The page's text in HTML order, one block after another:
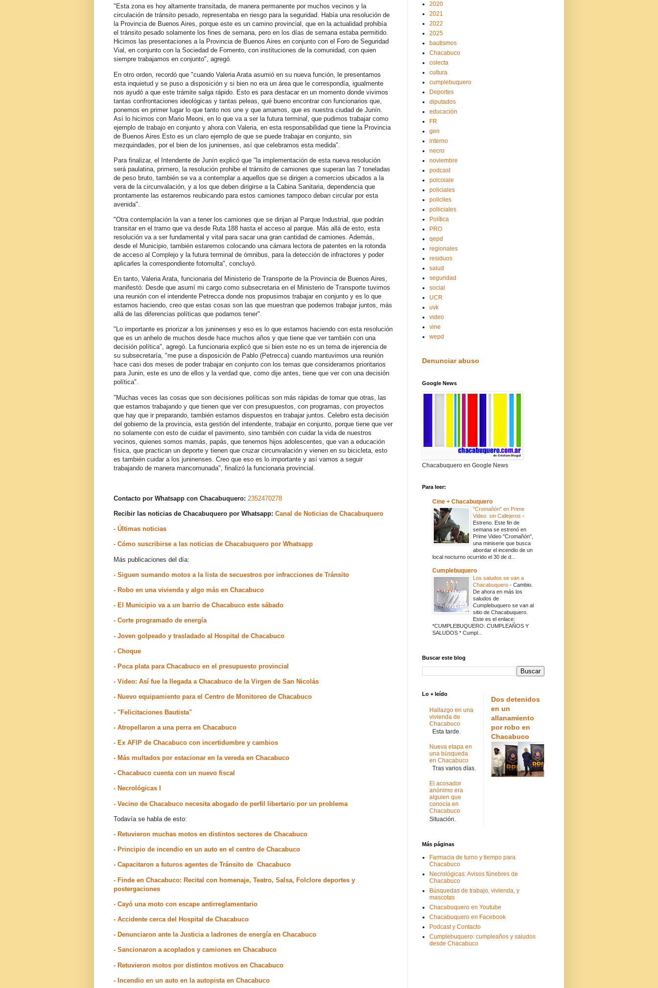
"Esta zona es hoy altamente transitada, de manera permanente por muchos vecinos y la
circulación de tránsito pesado, representaba en riesgo para la seguridad. Había una resolución de
la Provincia de Buenos Aires, porque este es un camino provincial, que en la actualidad prohibía
el tránsito pesado solamente los fines de semana, pero en los días de semana estaba permitido.
Hicimos las presentaciones a la Provincia de Buenos Aires en conjunto con el Foro de Seguridad
Vial, en conjunto con la Sociedad de Fomento, con instituciones de la comunidad, con quien
siempre trabajamos en conjunto", agregó.
En otro orden, recordó que "cuando Valeria Arata asumió en su nueva función, le presentamos
esta inquietud y se puso a disposición y si bien no era un área que le correspondía, igualmente
nos ayudó a que este trámite salga rápido. Esto es para destacar en un momento donde vivimos
tantas confrontaciones ideológicas y tantas peleas, qué bueno encontrar con funcionarios que,
ponemos en primer lugar lo que tanto nos une y que amamos, que es nuestra ciudad de Junín.
Así lo hicimos con Mario Meoni, en lo que va a ser la futura terminal, que pudimos trabajar como
ejemplo de trabajo en conjunto y ahora con Valeria, en esta responsabilidad que tiene la Provincia
de Buenos Aires.Esto es un claro ejemplo de que se puede trabajar en conjunto, sin
mezquindades, por el bien de los juninenses, así que celebramos esta medida".
Para finalizar, el Intendente de Junín explicó que "la implementación de esta nueva resolución
será paulatina, primero, la resolución prohibe el tránsito de camiones que superan las 7 toneladas
de peso bruto, también se va a contemplar a aquellos que se dirigen a comercios ubicados a la
vera de la circunvalación, y a los que deben dirigirse a la Cabina Sanitaria, dependencia que
prontamente las estaremos reubicando para estos camiones tampoco deban circular por esta
avenida".
"Otra contemplación la van a tener los camiones que se dirijan al Parque Industrial, que podrán
transitar en el tramo que va desde Ruta 188 hasta el acceso al parque. Más allá de esto, esta
resolución va a ser fundamental y vital para sacar una gran cantidad de camiones. Además,
desde el Municipio, también estaremos colocando una cámara lectora de patentes en la rotonda
de acceso al Complejo y la futura terminal de ómnibus, para la detección de infractores y poder
aplicarles la correspondiente fotomulta", concluyó.
En tanto, Valeria Arata, funcionaria del Ministerio de Transporte de la Provincia de Buenos Aires,
manifestó: Desde que asumí mi cargo como subsecretaria en el Ministerio de Transporte tuvimos
una reunión con el intendente Petrecca donde nos propusimos trabajar en conjunto y es lo que
estamos haciendo, creo que estas cosas son las que muestran que podemos trabajar juntos, más
allá de las diferencias políticas que podamos tener".
"Lo importante es priorizar a los juninenses y eso es lo que estamos haciendo con esta resolución
que es un anhelo de muchos desde hace muchos años y que tiene que ver también con una
decisión política", agregó. La funcionaria explicó que si bien este no es un tema de injerencia de
su subsecretaría, "me puse a disposición de Pablo (Petrecca) cuando mantuvimos una reunión
hace casi dos meses de poder trabajar en conjunto con los temas que consideramos prioritarios
para Junin, este es uno de ellos y la verdad que, como dije antes, tiene que ver con una decisión
política".
"Muchas veces las cosas que son decisiones políticas son más rápidas de tomar que otras, las
que estamos trabajando y que tienen que ver con presupuestos, con programas, con proyectos
que hay que ir preparando, también estamos dispuestos en trabajar juntos. Celebro esta decisión
del gobierno de la provincia, esta gestión del intendente, trabajar en conjunto, porque tiene que ver
no solamente con esto de cuidar el pavimento, sino también con cuidar la vida de nuestros
vecinos, quienes somos mamás, papás, que tenemos hijos adolescentes, que van a educación
física, que practican un deporte y tienen que cruzar circunvalación y vienen en su bicicleta, esto
es también cuidar a los juninenses. Creo que eso es lo importante y así vamos a seguir
trabajando de manera mancomunada", finalizó la funcionaria provincial.
Contacto por Whatsapp con Chacabuquero: 2352470278
Recibir las noticias de Chacabuquero por Whatsapp: Canal de Noticias de Chacabuquero
- Últimas noticias
- Cómo suscribirse a las noticias de Chacabuquero por Whatsapp
Más publicaciones del día:
- Siguen sumando motos a la lista de secuestros por infracciones de Tránsito
- Robo en una vivienda y algo más en Chacabuco
- El Municipio va a un barrio de Chacabuco este sábado
- Corte programado de energía
- Joven golpeado y trasladado al Hospital de Chacabuco
- Choque
- Poca plata para Chacabuco en el presupuesto provincial
- Video: Así fue la llegada a Chacabuco de la Virgen de San Nicolás
- Nuevo equipamiento para el Centro de Monitoreo de Chacabuco
- "Felicitaciones Bautista"
- Atropellaron a una perra en Chacabuco
- Ex AFIP de Chacabuco con incertidumbre y cambios
- Más multados por estacionar en la vereda en Chacabuco
- Chacabuco cuenta con un nuevo fiscal
- Necrológicas I
- Vecino de Chacabuco necesita abogado de perfil libertario por un problema
Todavía se habla de esto:
- Retuvieron muchas motos en distintos sectores de Chacabuco
- Principio de incendio en un auto en el centro de Chacabuco
- Capacitaron a futuros agentes de Tránsito de Chacabuco
- Finde en Chacabuco: Recital con homenaje, Teatro, Salsa, Folclore deportes y
postergaciones
- Cayó una moto con escape antirreglamentario
- Accidente cerca del Hospital de Chacabuco
- Denunciaron ante la Justicia a ladrones de energía en Chacabuco
- Sancionaron a acoplados y camiones en Chacabuco
- Retuvieron motos por distintos motivos en Chacabuco
- Incendio en un auto en la autopista en Chacabuco
2020
2021
2022
2025
bautismos
Chacabuco
colecta
cultura
cumplebuquero
Deportes
diputados
educación
FR
gen
interno
necro
noviembre
podcast
polcoiale
policiales
policiles
poliiciales
Política
PRO
qepd
regionales
residuos
salud
seguridad
social
UCR
uvk
video
vine
wepd
Denunciar abuso
Google News
Chacabuquero en Google News
Para leer:
Cine + Chacabuquero
"Cromañón" en Prime
Video: sin Callejeros -
Estreno. Este fin de
semana se estrenó en
Prime Video "Cromañón",
una miniserie que busca
abordar el incendio de un
local nocturno ocurrido el 30 de d...
Cumplebuquero
Los saludos se van a
Chacabuquero - Cambio.
De ahora en más los
saludos de
Cumplebuquero se van al
sitio de Chacabuquero.
Este es el enlace:
*CUMPLEBUQUERO: CUMPLEAÑOS Y
SALUDOS * Cumpl...
Buscar este blog
Lo + leído
Hallazgo en una
vivienda de
Chacabuco
Esta tarde.
Nueva etapa en
una búsqueda
en Chacabuco
Tras varios días.
El acosador
anónimo era
alguien que
conocía en
Chacabuco
Situación.
Dos detenidos
en un
allanamiento
por robo en
Chacabuco
Más páginas
Farmacia de turno y tiempo para
Chacabuco
Necrológicas: Avisos fúnebres de
Chacabuco
Búsquedas de trabajo, vivienda, y
mascotas
Chacabuquero en Youtube
Chacabuquero en Facebook
Podcast y Contacto
Cumplebuquero: cumpleaños y saludos
desde Chacabuco